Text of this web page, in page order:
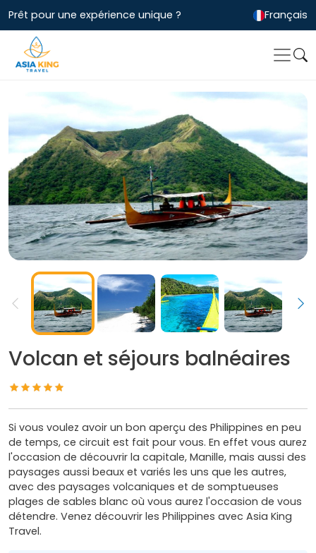
Prêt pour une expérience unique ? Français
Volcan et séjours balnéaires
Si vous voulez avoir un bon aperçu des Philippines en peu
de temps, ce circuit est fait pour vous. En effet vous aurez
l'occasion de découvrir la capitale, Manille, mais aussi des
paysages aussi beaux et variés les uns que les autres,
avec des paysages volcaniques et de somptueuses
plages de sables blanc où vous aurez l'occasion de vous
détendre. Venez découvrir les Philippines avec Asia King
Travel.